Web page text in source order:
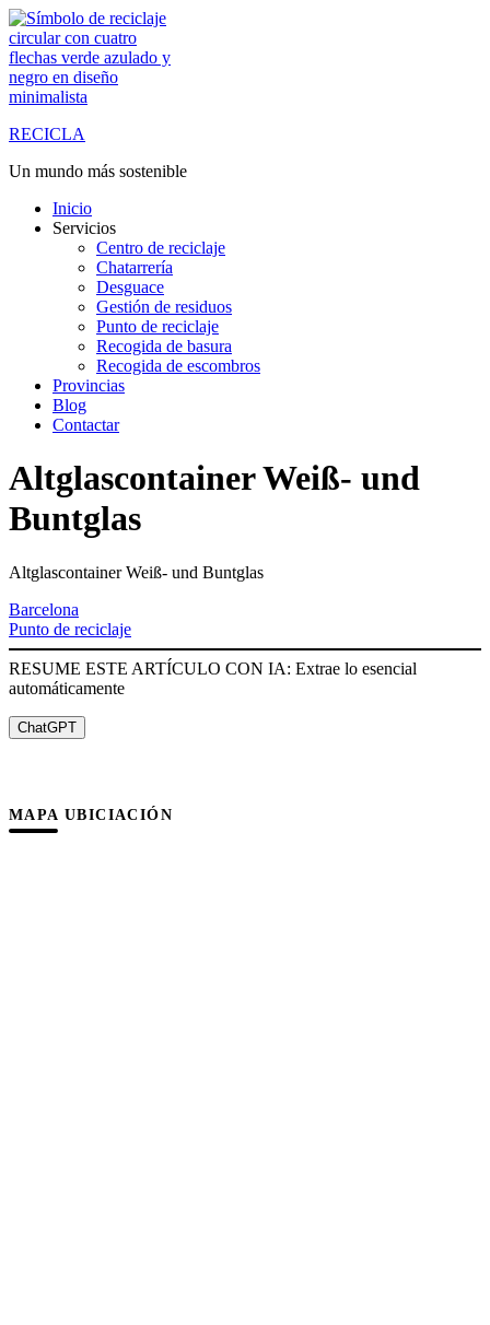
Saltar
al
contenido
RECICLA
Un mundo más sostenible
Inicio
Servicios
Centro de reciclaje
Chatarrería
Desguace
Gestión de residuos
Punto de reciclaje
Recogida de basura
Recogida de escombros
Provincias
Blog
Contactar
Altglascontainer Weiß- und
Buntglas
Altglascontainer Weiß- und Buntglas
Barcelona
Punto de reciclaje
RESUME ESTE ARTÍCULO CON IA: Extrae lo esencial
automáticamente
ChatGPT
MAPA UBICIACIÓN